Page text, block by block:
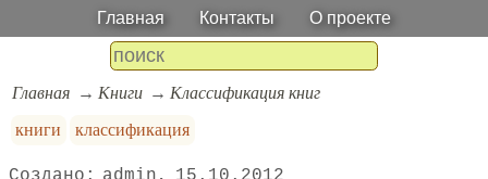
Главная Контакты О проекте
Главная Книги
Классификация книг
книги
классификация